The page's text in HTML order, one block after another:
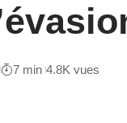
7 min 4.8K vues